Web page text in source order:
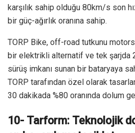
karşılık sahip olduğu 80km/s son
bir güç-ağırlık oranına sahip.
TORP Bike, off-road tutkunu
bir elektrikli alternatif ve tek şarjda
sürüş imkanı sunan bir bataryaya
TORP tarafından özel olarak
30 dakikada %80 oranında dolum
10- Tarform: Teknolojik